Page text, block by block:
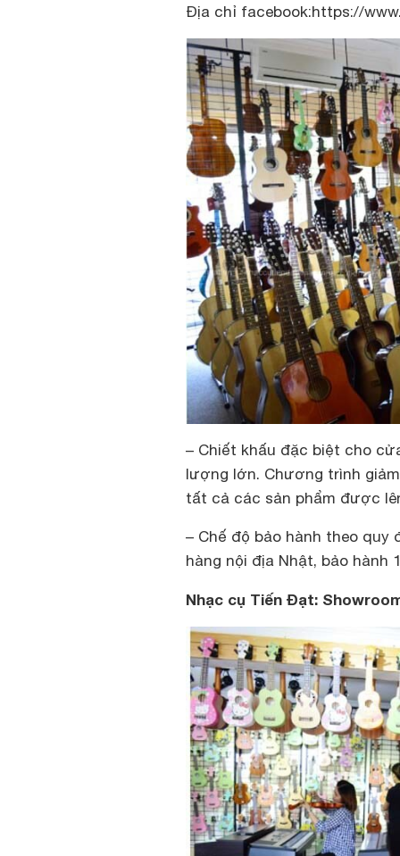
Địa chỉ facebook:https://
– Chiết khấu đặc biệt cho
lượng lớn. Chương trình
tất cả các sản phẩm được
– Chế độ bảo hành theo quy
hàng nội địa Nhật, bảo hành
Nhạc cụ Tiến Đạt: